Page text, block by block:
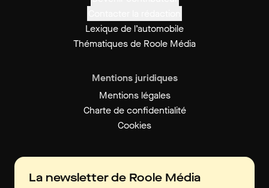
Lexique de l’automobile
Thématiques de Roole Média
Mentions juridiques
Mentions légales
Charte de confidentialité
Cookies
La newsletter de Roole Média